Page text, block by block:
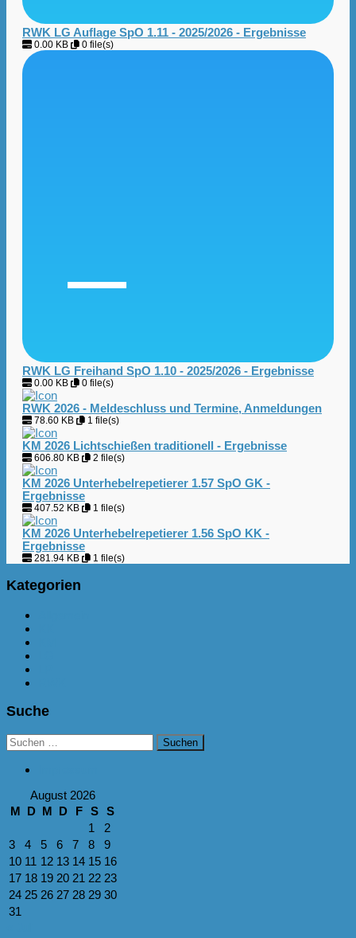
RWK LG Auflage SpO 1.11 - 2025/2026 - Ergebnisse
0.00 KB 0 file(s)
RWK LG Freihand SpO 1.10 - 2025/2026 - Ergebnisse
0.00 KB 0 file(s)
RWK 2026 - Meldeschluss und Termine, Anmeldungen
78.60 KB 1 file(s)
KM 2026 Lichtschießen traditionell - Ergebnisse
606.80 KB 2 file(s)
KM 2026 Unterhebelrepetierer 1.57 SpO GK -
Ergebnisse
407.52 KB 1 file(s)
KM 2026 Unterhebelrepetierer 1.56 SpO KK -
Ergebnisse
281.94 KB 1 file(s)
Kategorien
Suche
Suchen
nach:
August 2026
M D M D F S S
1
2
3
4 5 6 7 8
9
10 11 12 13 14 15 16
17 18 19 20 21 22 23
24 25 26 27 28 29 30
31